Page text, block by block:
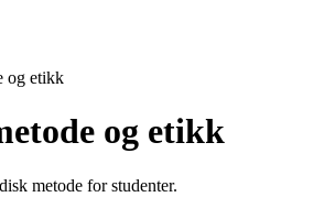
og etikk
og etikk
metode for studenter.